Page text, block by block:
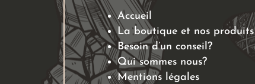
Accueil
La boutique et nos produits
Besoin d’un conseil?
Qui sommes nous?
Mentions légales